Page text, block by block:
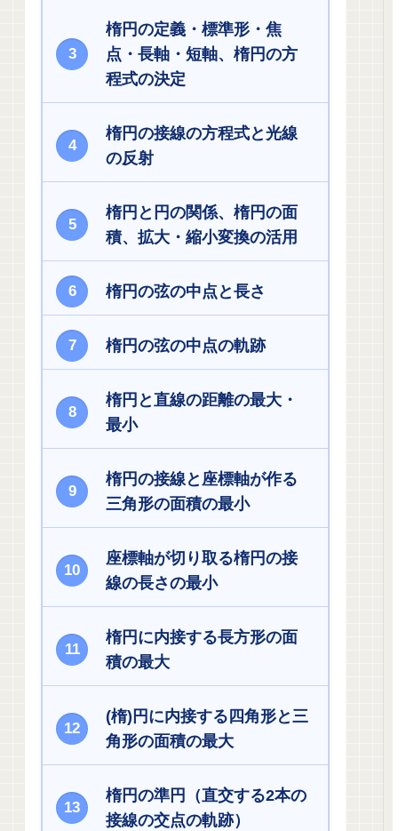
楕円の定義・標準形・焦
点・長軸・短軸、楕円の方
程式の決定
楕円の接線の方程式と光線
の反射
楕円と円の関係、楕円の面
積、拡大・縮小変換の活用
楕円の弦の中点と長さ
楕円の弦の中点の軌跡
楕円と直線の距離の最大・
最小
楕円の接線と座標軸が作る
三角形の面積の最小
座標軸が切り取る楕円の接
線の長さの最小
楕円に内接する長方形の面
積の最大
(楕)円に内接する四角形と三
角形の面積の最大
楕円の準円（直交する2本の
接線の交点の軌跡）